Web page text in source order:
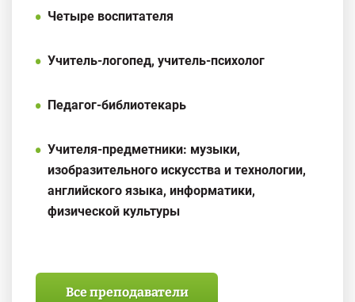
Четыре воспитателя
Учитель-логопед, учитель-психолог
Педагог-библиотекарь
Учителя-предметники: музыки,
изобразительного искусства и технологии,
английского языка, информатики,
физической культуры
Все преподаватели